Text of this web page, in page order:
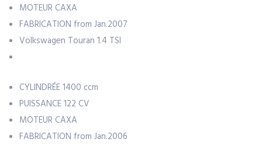
MOTEUR CAXA
FABRICATION from Jan.2007
Volkswagen Touran 1.4 TSI
CYLINDRÉE1400 ccm
PUISSANCE122 CV
MOTEUR CAXA
FABRICATION from Jan.2006